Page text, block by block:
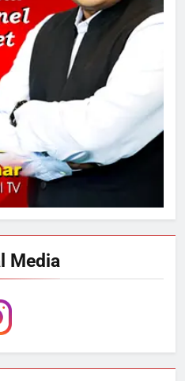
नेहरू चिकित्सालय का
करने की मांग को लेकर
धरना शुरू
भूमि पर विकसित होगा कार्बन-
सेंटर, हजारों उच्च-कुशल
सृजन की संभावना
बिजली आपूर्ति से कृषि,
उद्योग और स्वरोजगार को
नगरी अयोध्या में आने वाले भक्तों
करेगा लक्ष्मण द्वार
Media